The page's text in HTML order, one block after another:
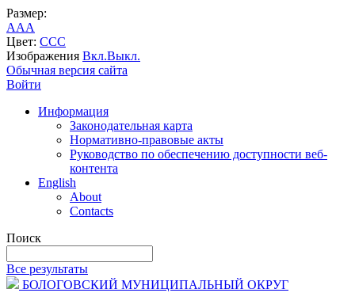
Размер:
AAA
Цвет: CCC
Изображения Вкл.Выкл.
Обычная версия сайта
Войти
Информация
Законодательная карта
Нормативно-правовые акты
Руководство по обеспечению доступности веб-
контента
English
About
Contacts
Поиск
Все результаты
БОЛОГОВСКИЙ МУНИЦИПАЛЬНЫЙ ОКРУГ